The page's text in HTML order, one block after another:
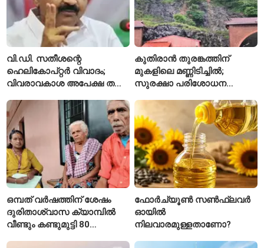
വി.ഡി. സതീശന്റെ
ഹെലികോപ്റ്റർ വിവാദം;
വിവരാവകാശ അപേക്ഷ തള്ളി
കുതിരാൻ തുരങ്കത്തിന്
മുകളിലെ മണ്ണിടിച്ചിൽ;
സുരക്ഷാ പരിശോധന
ഒമ്പത് വർഷത്തിന് ശേഷം
ദുരിതാശ്വാസ ക്യാമ്പിൽ
വീണ്ടും കണ്ടുമുട്ടി 80
ഫോർച്യൂൺ സൺഫ്ലവർ
ഓയിൽ
നിലവാരമുള്ളതാണോ?